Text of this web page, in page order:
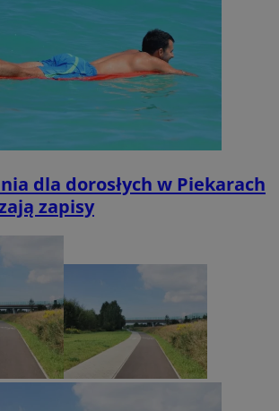
dla dorosłych w Piekarach
zapisy